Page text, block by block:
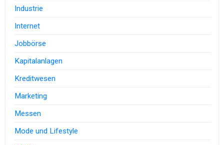
Industrie
Internet
Jobbörse
Kapitalanlagen
Kreditwesen
Marketing
Messen
Mode und Lifestyle